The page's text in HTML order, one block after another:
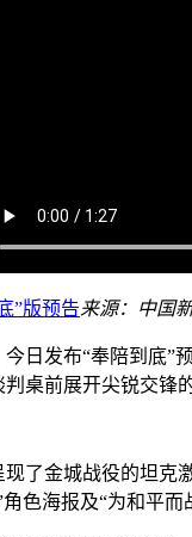
”版预告来源：中国
发布“奉陪到底”预
桌前展开尖锐交锋
金城战役的坦克
色海报及“为和平